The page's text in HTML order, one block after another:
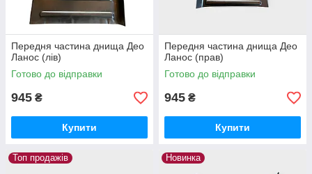
Передня частина днища Део
Ланос (лів)
Готово до відправки
945 ₴
Купити
Передня частина днища Део
Ланос (прав)
Готово до відправки
945 ₴
Купити
Топ продажів Новинка